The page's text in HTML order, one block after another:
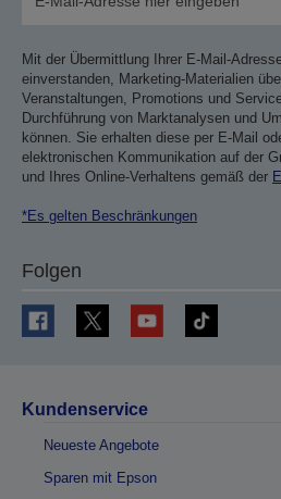
Mit der Übermittlung Ihrer E-Mail-
einverstanden, Marketing-Materialien
Veranstaltungen, Promotions und
Durchführung von Marktanalysen und
können. Sie erhalten diese per E-Mail
elektronischen Kommunikation auf der
und Ihres Online-Verhaltens gemäß der
*Es gelten Beschränkungen
Folgen
Kundenservice
Neueste Angebote
Sparen mit Epson